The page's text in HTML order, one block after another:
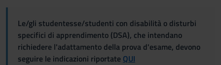
Le/gli studentesse/studenti con disabilità o disturbi
specifici di apprendimento (DSA), che intendano
richiedere l'adattamento della prova d'esame, devono
seguire le indicazioni riportate QUI